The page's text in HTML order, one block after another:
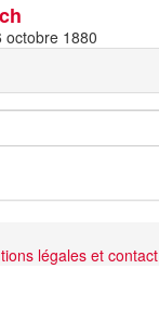
6 octobre 1880
légales et contact